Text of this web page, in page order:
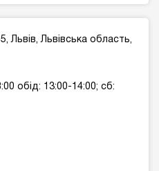
Львів, Львівська область,
обід: 13:00-14:00; сб: